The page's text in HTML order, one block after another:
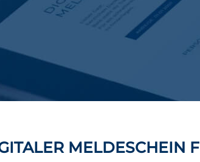
MELDESCHEIN